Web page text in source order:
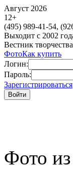
Август 2026
12+
(495) 989-41-54,
Выходит с 2002
Вестник
ФотоКак купить
Логин:
Пароль:
Зарегистрироваться
Фото